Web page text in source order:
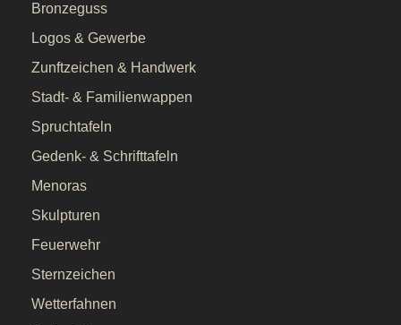
Bronzeguss
Logos & Gewerbe
Zunftzeichen & Handwerk
Stadt- & Familienwappen
Spruchtafeln
Gedenk- & Schrifttafeln
Menoras
Skulpturen
Feuerwehr
Sternzeichen
Wetterfahnen